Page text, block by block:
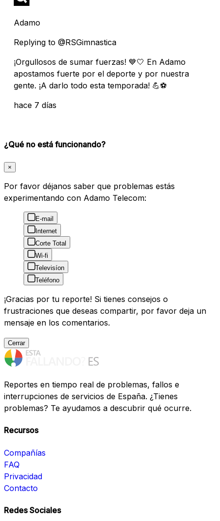
Adamo
Replying to @RSGimnastica
¡Orgullosos de sumar fuerzas! 💙🤍 En Adamo
apostamos fuerte por el deporte y por nuestra
gente. ¡A darlo todo esta temporada! 💪⚽
hace 7 días
¿Qué no está funcionando?
×
Por favor déjanos saber que problemas estás
experimentando con Adamo Telecom:
E-mail
Internet
Corte Total
Wi-fi
Televisíon
Teléfono
¡Gracias por tu reporte! Si tienes consejos o
frustraciones que deseas compartir, por favor deja un
mensaje en los comentarios.
Cerrar
Reportes en tiempo real de problemas, fallos e
interrupciones de servicios de España. ¿Tienes
problemas? Te ayudamos a descubrir qué ocurre.
Recursos
Compañías
FAQ
Privacidad
Contacto
Redes Sociales